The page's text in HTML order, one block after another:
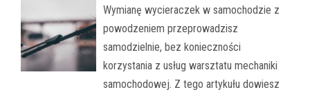
Wymianę wycieraczek w samochodzie z
powodzeniem przeprowadzisz
samodzielnie, bez konieczności
korzystania z usług warsztatu mechaniki
samochodowej. Z tego artykułu dowiesz